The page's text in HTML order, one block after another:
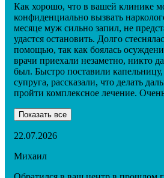
Как хорошо, что в вашей клинике
конфиденциально вызвать
месяце муж сильно запил, не
удастся остановить. Долго
помощью, так как боялась
врачи приехали незаметно, никто
был. Быстро поставили
супруга, рассказали, что делать
пройти комплексное лечение.
Показать все
22.07.2026
Михаил